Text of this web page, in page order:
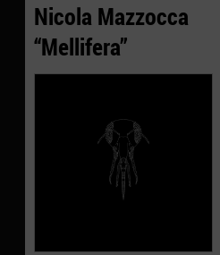
Nicola Mazzocca
“Mellifera”